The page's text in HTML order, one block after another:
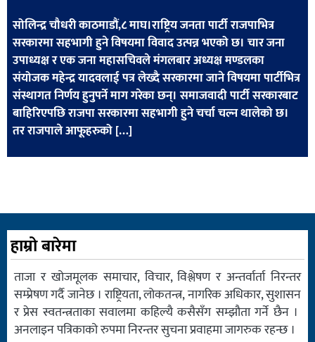
अर्थ
खेलकुद
मनोरञ्जन
फोटो
/
शिक्षा
विचार
स्वास्थ्य
सोलिन्द्र चौधरी काठमाडौं,८ माघ।राष्ट्रिय जनता पार्टी राजपाभित्र
सरकारमा सहभागी हुने विषयमा विवाद उत्पन्न भएको छ। चार जना
उपाध्यक्ष र एक जना महासचिवले मंगलबार अध्यक्ष मण्डलका
संयोजक महेन्द्र यादवलाई पत्र लेख्दै सरकारमा जाने विषयमा पार्टीभित्र
संस्थागत निर्णय हुनुपर्ने माग गरेका छन्। समाजवादी पार्टी सरकारबाट
बाहिरिएपछि राजपा सरकारमा सहभागी हुने चर्चा चल्न थालेको छ।
तर राजपाले आफूहरुको […]
हाम्रो बारेमा
ताजा र खोजमूलक समाचार, विचार, विश्लेषण र अन्तर्वार्ता निरन्तर
सम्प्रेषण गर्दै जानेछ । राष्ट्रियता, लोकतन्त्र, नागरिक अधिकार, सुशासन
र प्रेस स्वतन्त्रताका सवालमा कहिल्यै कसैसँग सम्झौता गर्ने छैन ।
अनलाइन पत्रिकाको रुपमा निरन्तर सुचना प्रवाहमा जागरुक रहन्छ ।